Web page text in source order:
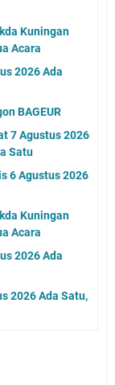
Kuningan
Acara
2026 Ada
BAGEUR
7 Agustus 2026
Satu
6 Agustus 2026
Kuningan
Acara
2026 Ada
2026 Ada Satu,